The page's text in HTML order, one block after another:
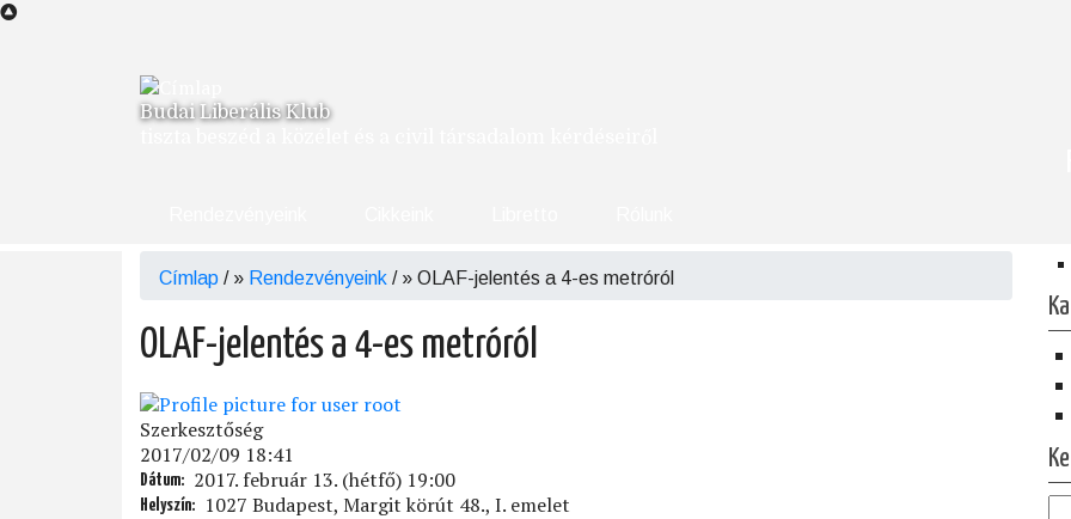
Ugrás
Budai Liberális Klub
Morzsa
Címlap / Rendezvényeink / OLAF-jelentés a 4-es metróról
OLAF-jelentés a 4-es metróról
Szerkesztőség
2017/02/09 18:41
Dátum 2017. február 13. (hétfő) 19:00
Helyszín 1027 Budapest, Margit körút 48., I. emelet